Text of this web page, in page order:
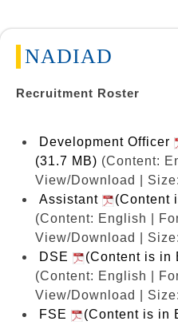
NADIAD
Recruitment Roster
Development Officer
(31.7 MB) (Content:
View/Download |
Assistant
(Content
(Content: English |
View/Download |
DSE
(Content is in
(Content: English |
View/Download |
FSE
(Content is in